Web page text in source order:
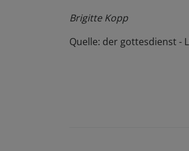
Brigitte Kopp
Quelle: der gottesdienst -